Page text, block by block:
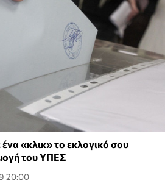
«κλικ» το εκλογικό σου
του ΥΠΕΣ
20:00